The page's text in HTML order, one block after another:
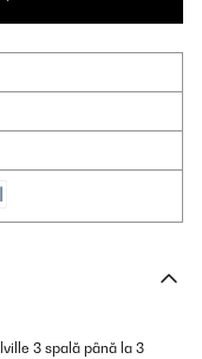
3 spală până la 3